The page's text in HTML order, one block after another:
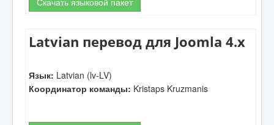
Latvian перевод для Joomla 4.x
Язык: Latvian (lv-LV)
Координатор команды: Kristaps Kruzmanis